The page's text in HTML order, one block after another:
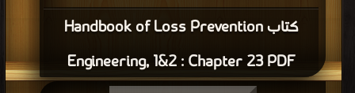
كتاب Handbook of Loss Prevention
Engineering, 1&2 : Chapter 23 PDF